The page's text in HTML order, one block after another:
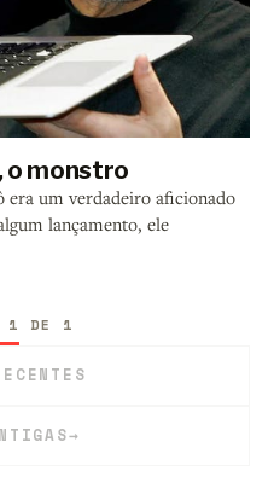
o monstro
era um verdadeiro aficionado
lançamento, ele
1 DE 1
→